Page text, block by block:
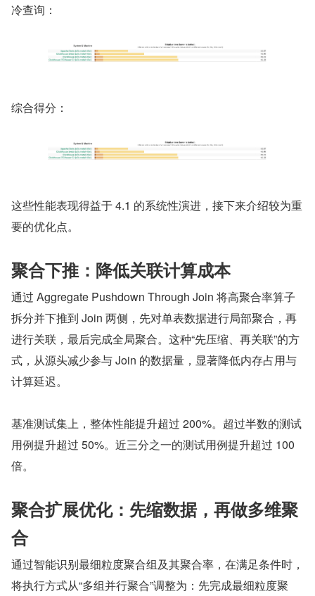
冷查询：
综合得分：
这些性能表现得益于 4.1 的系统性演进，接下来介绍较为重
要的优化点。
聚合下推：降低关联计算成本
通过 Aggregate Pushdown Through Join 将高聚合率算子
拆分并下推到 Join 两侧，先对单表数据进行局部聚合，再
进行关联，最后完成全局聚合。这种“先压缩、再关联”的方
式，从源头减少参与 Join 的数据量，显著降低内存占用与
计算延迟。
基准测试集上，整体性能提升超过 200%。超过半数的测试
用例提升超过 50%。近三分之一的测试用例提升超过 100
倍。
聚合扩展优化：先缩数据，再做多维聚
合
通过智能识别最细粒度聚合组及其聚合率，在满足条件时，
将执行方式从“多组并行聚合”调整为：先完成最细粒度聚